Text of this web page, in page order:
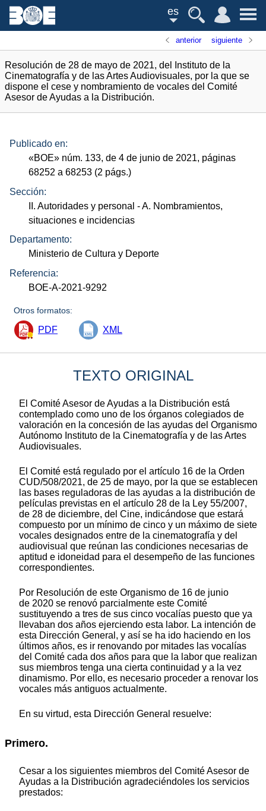
es
anterior siguiente
Resolución de 28 de mayo de 2021, del Instituto de la
Cinematografía y de las Artes Audiovisuales, por la que se
dispone el cese y nombramiento de vocales del Comité
Asesor de Ayudas a la Distribución.
Publicado en:
«BOE» núm. 133, de 4 de junio de 2021, páginas
68252 a 68253 (2 págs.)
Sección:
II. Autoridades y personal - A. Nombramientos,
situaciones e incidencias
Departamento:
Ministerio de Cultura y Deporte
Referencia:
BOE-A-2021-9292
Otros formatos:
PDF XML
TEXTO ORIGINAL
El Comité Asesor de Ayudas a la Distribución está
contemplado como uno de los órganos colegiados de
valoración en la concesión de las ayudas del Organismo
Autónomo Instituto de la Cinematografía y de las Artes
Audiovisuales.
El Comité está regulado por el artículo 16 de la Orden
CUD/508/2021, de 25 de mayo, por la que se establecen
las bases reguladoras de las ayudas a la distribución de
películas previstas en el artículo 28 de la Ley 55/2007,
de 28 de diciembre, del Cine, indicándose que estará
compuesto por un mínimo de cinco y un máximo de siete
vocales designados entre de la cinematografía y del
audiovisual que reúnan las condiciones necesarias de
aptitud e idoneidad para el desempeño de las funciones
correspondientes.
Por Resolución de este Organismo de 16 de junio
de 2020 se renovó parcialmente este Comité
sustituyendo a tres de sus cinco vocalías puesto que ya
llevaban dos años ejerciendo esta labor. La intención de
esta Dirección General, y así se ha ido haciendo en los
últimos años, es ir renovando por mitades las vocalías
del Comité cada dos años para que la labor que realizan
sus miembros tenga una cierta continuidad y a la vez
dinamismo. Por ello, es necesario proceder a renovar los
vocales más antiguos actualmente.
En su virtud, esta Dirección General resuelve:
Primero.
Cesar a los siguientes miembros del Comité Asesor de
Ayudas a la Distribución agradeciéndoles los servicios
prestados: